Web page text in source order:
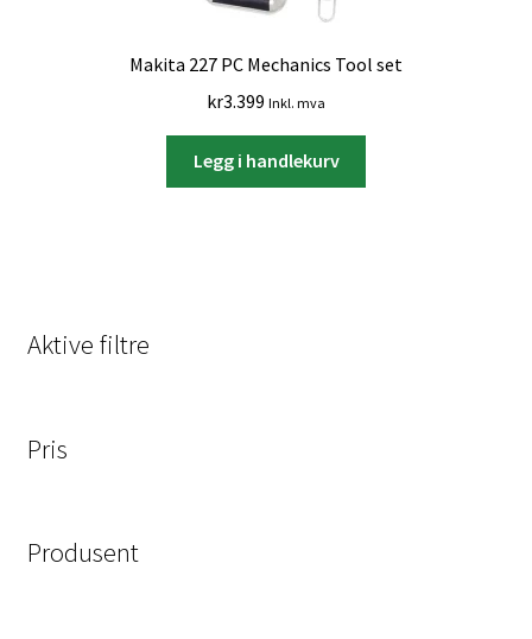
Makita 227 PC Mechanics Tool set
kr3.399 Inkl. mva
Legg i handlekurv
Aktive filtre
Pris
Produsent